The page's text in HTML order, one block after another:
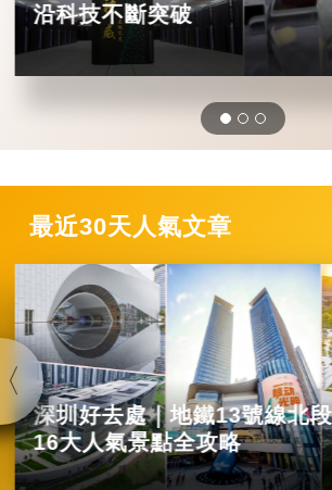
沿科技不斷突破
最近30天人氣文章
深圳好去處｜地鐵13號線北
16大人氣景點全攻略